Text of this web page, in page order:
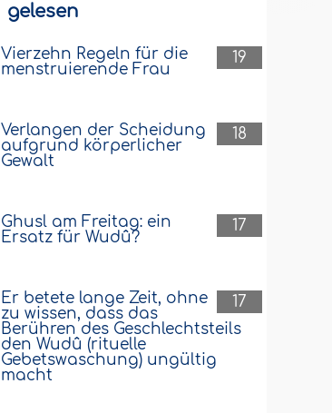
gelesen
19
Vierzehn Regeln für die
menstruierende Frau
18
Verlangen der Scheidung
aufgrund körperlicher
Gewalt
17
Ghusl am Freitag: ein
Ersatz für Wudû?
17
Er betete lange Zeit, ohne
zu wissen, dass das
Berühren des Geschlechtsteils
den Wudû (rituelle
Gebetswaschung) ungültig
macht